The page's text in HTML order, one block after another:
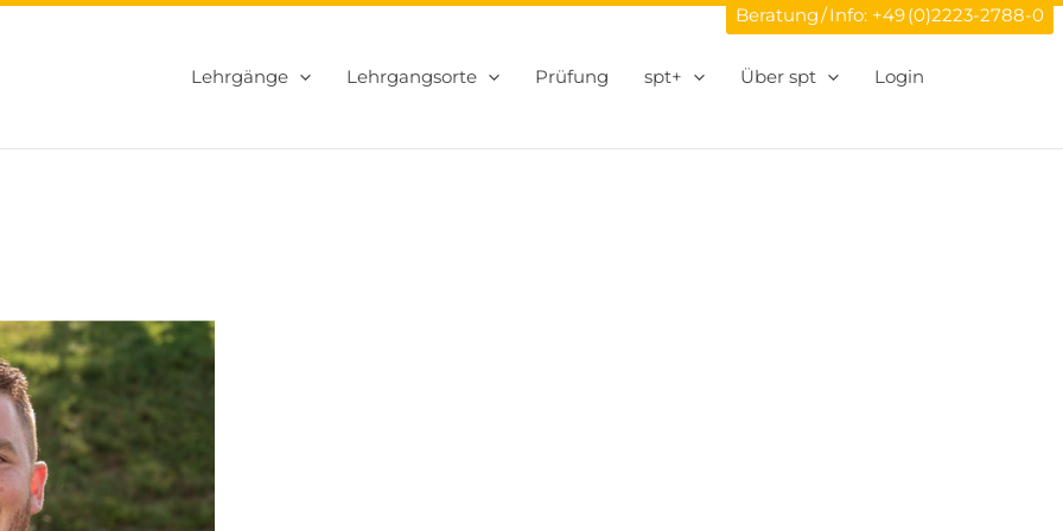
Beratung / Info: +49 (0)2223-2788-0
Lehrgänge Lehrgangsorte Prüfung spt+ Über spt Login